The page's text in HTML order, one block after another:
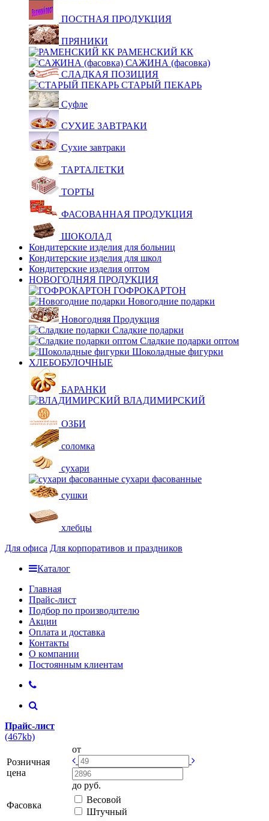
ПОСТНАЯ ПРОДУКЦИЯ
ПРЯНИКИ
РАМЕНСКИЙ КК
САЖИНА (фасовка)
СЛАДКАЯ ПОЗИЦИЯ
СТАРЫЙ ПЕКАРЬ
Суфле
СУХИЕ ЗАВТРАКИ
Сухие завтраки
ТАРТАЛЕТКИ
ТОРТЫ
ФАСОВАННАЯ ПРОДУКЦИЯ
ШОКОЛАД
Кондитерские изделия для больниц
Кондитерские изделия для школ
Кондитерские изделия оптом
НОВОГОДНЯЯ ПРОДУКЦИЯ
ГОФРОКАРТОН
Новогодние подарки
Новогодняя Продукция
Сладкие подарки
Сладкие подарки оптом
Шоколадные фигурки
ХЛЕБОБУЛОЧНЫЕ
БАРАНКИ
ВЛАДИМИРСКИЙ
ОЗБИ
соломка
сухари
сухари фасованные
сушки
хлебцы
Для офиса Для корпоративов и праздников
Каталог
Главная
Прайс-лист
Подбор по производителю
Акции
Оплата и доставка
Контакты
О компании
Постоянным клиентам
Прайс-лист
(467kb)
Розничная
цена
от
до руб.
Фасовка
Весовой
Штучный